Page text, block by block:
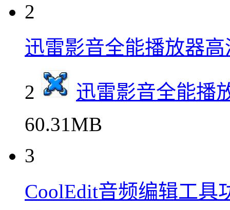
2
迅雷影音全能播放器
2
迅雷影音全能播
60.31MB
3
CoolEdit音频编辑工具